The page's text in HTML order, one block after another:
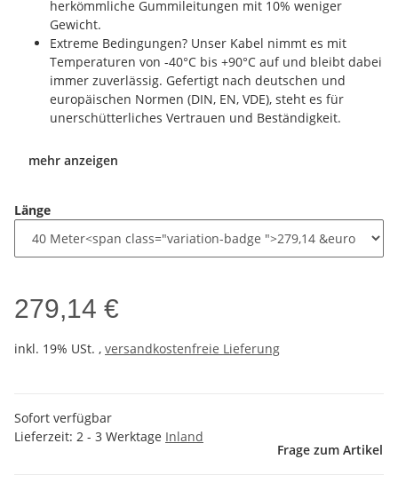
herkömmliche Gummileitungen mit 10% weniger
Gewicht.
Extreme Bedingungen? Unser Kabel nimmt es mit
Temperaturen von -40°C bis +90°C auf und bleibt dabei
immer zuverlässig. Gefertigt nach deutschen und
europäischen Normen (DIN, EN, VDE), steht es für
unerschütterliches Vertrauen und Beständigkeit.
mehr anzeigen
Länge
279,14 €
inkl. 19% USt. , versandkostenfreie Lieferung
Sofort verfügbar
Lieferzeit: 2 - 3 Werktage Inland
Frage zum Artikel